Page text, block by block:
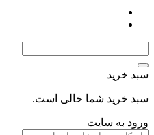
شما خالی است.
سایت